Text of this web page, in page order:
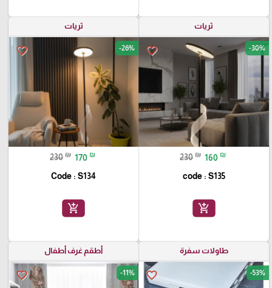
ثريات
favorite_border -30%
230 ₪ 160 ₪
code : S135
add_shopping_cart
ثريات
favorite_border -26%
230 ₪ 170 ₪
Code : S134
add_shopping_cart
طاولات سفرة
favorite_border -53%
أطقم غرف أطفال
favorite_border -11%